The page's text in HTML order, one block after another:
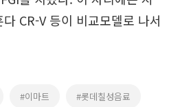
CR-V 등이 비교모델로 나서
#이마트 #롯데칠성음료